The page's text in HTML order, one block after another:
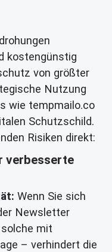
kostengünstig
von größter
Nutzung
wie tempmailo.co
Schutzschild.
Risiken direkt:
verbesserte
Wenn Sie sich
Newsletter
mit
– verhindert die